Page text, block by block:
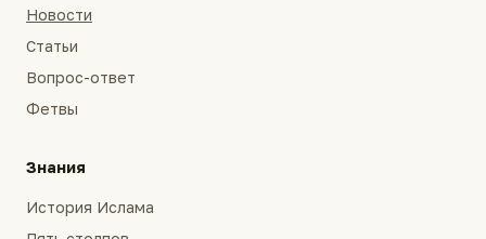
Новости
Статьи
Вопрос-ответ
Фетвы
Знания
История Ислама